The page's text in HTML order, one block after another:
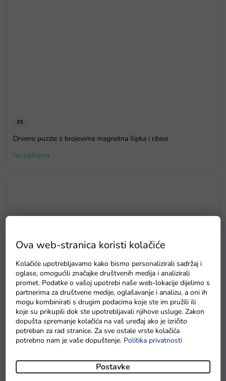
Ova web-stranica koristi kolačiće
Kolačiće upotrebljavamo kako bismo personalizirali sadržaj i
oglase, omogućili značajke društvenih medija i analizirali
promet. Podatke o vašoj upotrebi naše web-lokacije dijelimo s
partnerima za društvene medije, oglašavanje i analizu, a oni ih
mogu kombinirati s drugim podacima koje ste im pružili ili
koje su prikupili dok ste upotrebljavali njihove usluge. Zakon
dopušta spremanje kolačića na vaš uređaj ako je izričito
potreban za rad stranice. Za sve ostale vrste kolačića
potrebno nam je vaše dopuštenje. Politika privatnosti
Postavke
E5
Drvene puzzle s brojevima magnetna šipka i ribice
Na zalihama
u redu